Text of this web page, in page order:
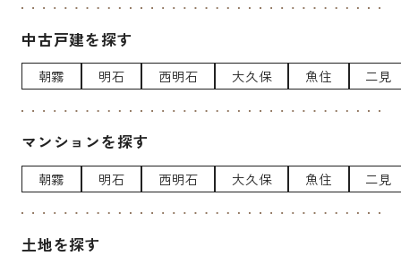
中古戸建を探す
朝霧 明石 西明石 大久保 魚住 二見
マンションを探す
朝霧 明石 西明石 大久保 魚住 二見
土地を探す